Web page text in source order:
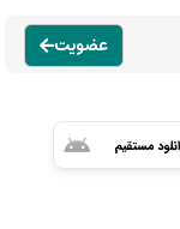
عضویت